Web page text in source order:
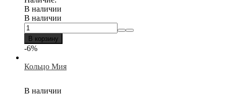
В наличии
В наличии
В корзину
-6%
Кольцо Мия
В наличии